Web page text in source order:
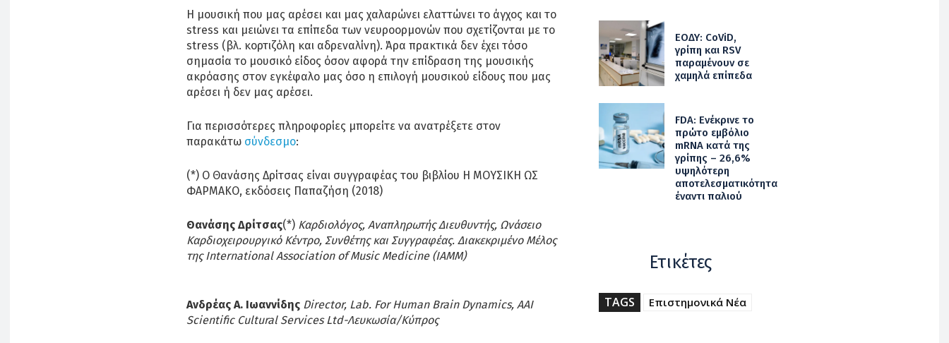
Η μουσική που μας αρέσει και μας χαλαρώνει ελαττώνει το άγχος και το
stress και μειώνει τα επίπεδα των νευροορμονών που σχετίζονται με το
stress (βλ. κορτιζόλη και αδρεναλίνη). Άρα πρακτικά δεν έχει τόσο
σημασία το μουσικό είδος όσον αφορά την επίδραση της μουσικής
ακρόασης στον εγκέφαλο μας όσο η επιλογή μουσικού είδους που μας
αρέσει ή δεν μας αρέσει.
Για περισσότερες πληροφορίες μπορείτε να ανατρέξετε στον
παρακάτω σύνδεσμο:
(*) Ο Θανάσης Δρίτσας είναι συγγραφέας του βιβλίου Η ΜΟΥΣΙΚΗ ΩΣ
ΦΑΡΜΑΚΟ, εκδόσεις Παπαζήση (2018)
Θανάσης Δρίτσας(*) Καρδιολόγος, Αναπληρωτής Διευθυντής, Ωνάσειο
Καρδιοχειρουργικό Κέντρο, Συνθέτης και Συγγραφέας. Διακεκριμένο Μέλος
της International Association of Music Medicine (IAMM)
Ανδρέας Α. Ιωαννίδης Director, Lab. For Human Brain Dynamics, AAI
Scientific Cultural Services Ltd-Λευκωσία/Κύπρος
ΕΟΔΥ: CoViD,
γρίπη και RSV
παραμένουν σε
χαμηλά επίπεδα
FDA: Ενέκρινε το
πρώτο εμβόλιο
mRNA κατά της
γρίπης – 26,6%
υψηλότερη
αποτελεσματικότητα
έναντι παλιού
Ετικέτες
TAGS Επιστημονικά Νέα